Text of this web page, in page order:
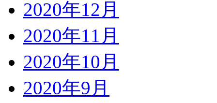
2020年12月
2020年11月
2020年10月
2020年9月